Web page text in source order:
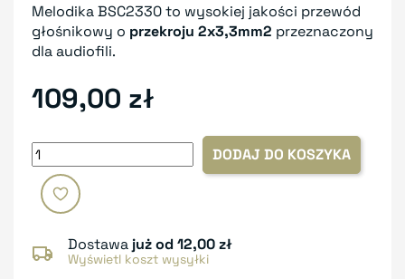
Melodika BSC2330 to wysokiej jakości przewód
głośnikowy o przekroju 2x3,3mm2 przeznaczony
dla audiofili.
109,00 zł
DODAJ DO KOSZYKA
Dostawa już od 12,00 zł
Wyświetl koszt wysyłki